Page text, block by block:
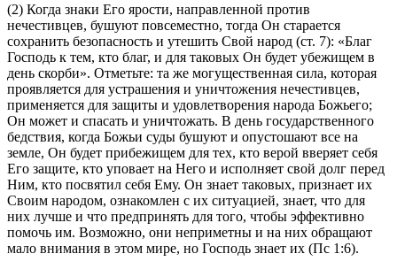
(2) Когда знаки Его ярости, направленной против
нечестивцев, бушуют повсеместно, тогда Он старается
сохранить безопасность и утешить Свой народ (ст. 7): «Благ
Господь к тем, кто благ, и для таковых Он будет убежищем в
день скорби». Отметьте: та же могущественная сила, которая
проявляется для устрашения и уничтожения нечестивцев,
применяется для защиты и удовлетворения народа Божьего;
Он может и спасать и уничтожать. В день государственного
бедствия, когда Божьи суды бушуют и опустошают все на
земле, Он будет прибежищем для тех, кто верой вверяет себя
Его защите, кто уповает на Него и исполняет свой долг перед
Ним, кто посвятил себя Ему. Он знает таковых, признает их
Своим народом, ознакомлен с их ситуацией, знает, что для
них лучше и что предпринять для того, чтобы эффективно
помочь им. Возможно, они неприметны и на них обращают
мало внимания в этом мире, но Господь знает их (Пс 1:6).